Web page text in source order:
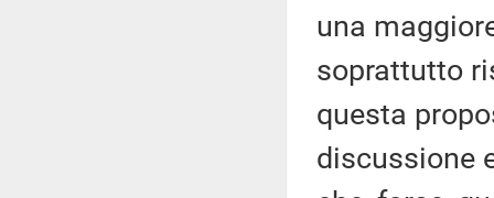
una
soprattutto
questa
discussione